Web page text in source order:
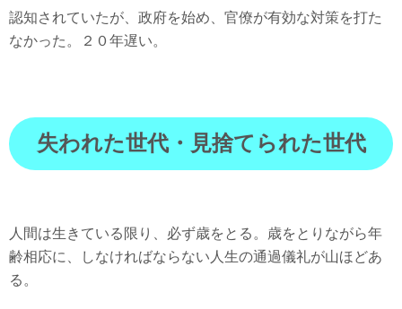
認知されていたが、政府を始め、官僚が有効な対策を打た
なかった。２０年遅い。
失われた世代・見捨てられた世代
人間は生きている限り、必ず歳をとる。歳をとりながら年
齢相応に、しなければならない人生の通過儀礼が山ほどあ
る。